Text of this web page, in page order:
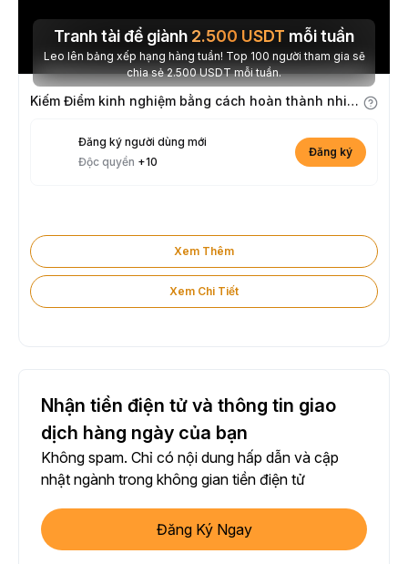
Tranh tài để giành 2.500 USDT mỗi tuần
Leo lên bảng xếp hạng hàng tuần! Top 100 người tham gia sẽ
chia sẻ 2.500 USDT mỗi tuần.
Kiếm Điểm kinh nghiệm bằng cách hoàn thành nhiệm vụ
Đăng ký người dùng mới
Độc quyền +10
Đăng ký
Xem Thêm
Xem Chi Tiết
Nhận tiền điện tử và thông tin giao
dịch hàng ngày của bạn
Không spam. Chỉ có nội dung hấp dẫn và cập
nhật ngành trong không gian tiền điện tử
Đăng Ký Ngay